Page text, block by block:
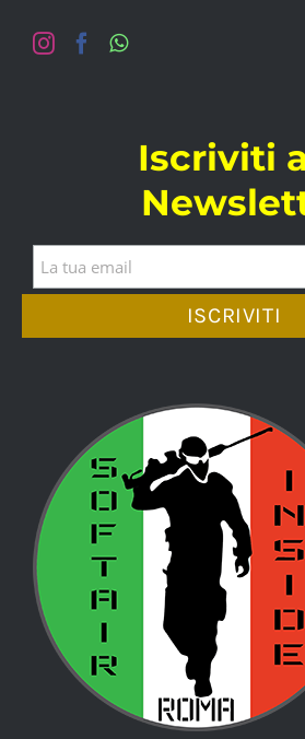
Iscriviti